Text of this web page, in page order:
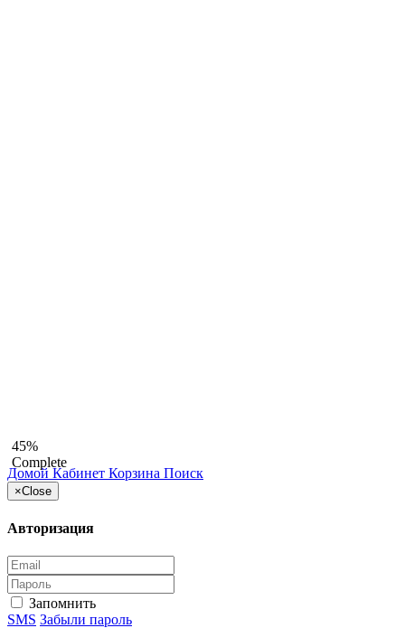
45%
Complete
Домой Кабинет Корзина Поиск
×Close
Авторизация
Запомнить
SMS Забыли пароль